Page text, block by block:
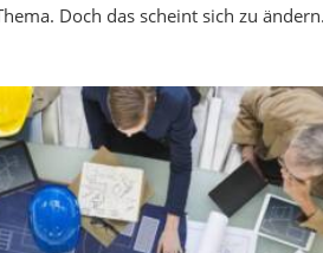
Doch das scheint sich zu